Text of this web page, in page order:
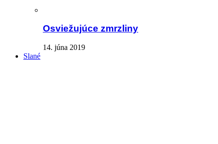
Osviežujúce zmrzliny
14. júna 2019
Slané